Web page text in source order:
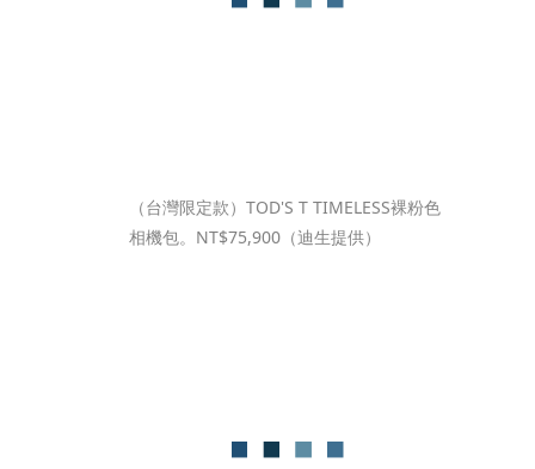
（台灣限定款）TOD'S T TIMELESS裸粉色
相機包。NT$75,900（迪生提供）